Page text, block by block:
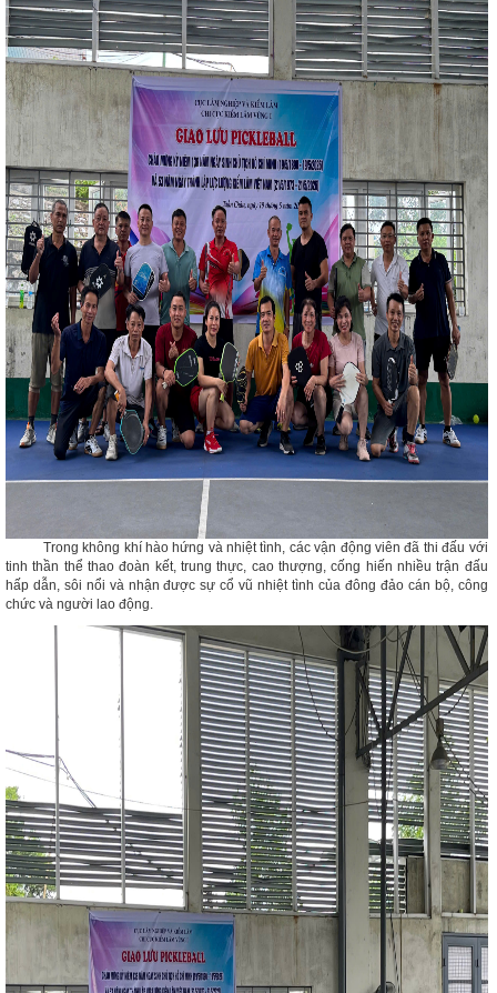
Trong không khí hào hứng và nhiệt tình, các vận động viên đã thi đấu với
tinh thần thể thao đoàn kết, trung thực, cao thượng, cống hiến nhiều trận đấu
hấp dẫn, sôi nổi và nhận được sự cổ vũ nhiệt tình của đông đảo cán bộ, công
chức và người lao động.